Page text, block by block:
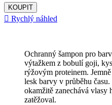
KOUPIT
 Rychlý náhled
Ochranný šampon pro
výtažkem z bobulí goji,
rýžovým proteinem.
lesk barvy v průběhu
okamžitě zanechává vlasy
zatěžoval.